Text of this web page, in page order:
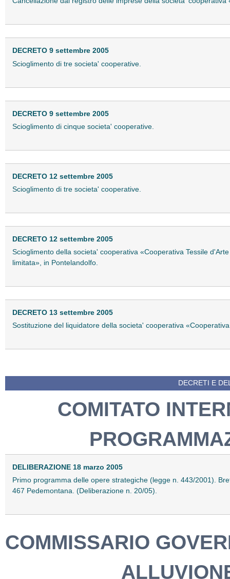
DECRETO 9 settembre 2005
Scioglimento di tre societa' cooperative.
DECRETO 9 settembre 2005
Scioglimento di cinque societa' cooperative.
DECRETO 12 settembre 2005
Scioglimento di tre societa' cooperative.
DECRETO 12 settembre 2005
Scioglimento della societa' cooperativa «Cooperativa Tessile
limitata», in Pontelandolfo.
DECRETO 13 settembre 2005
Sostituzione del liquidatore della societa' cooperativa
DECRETI E
COMITATO
DELIBERAZIONE 18 marzo 2005
Primo programma delle opere strategiche (legge n. 443/2001).
467 Pedemontana. (Deliberazione n. 20/05).
COMMISSARIO